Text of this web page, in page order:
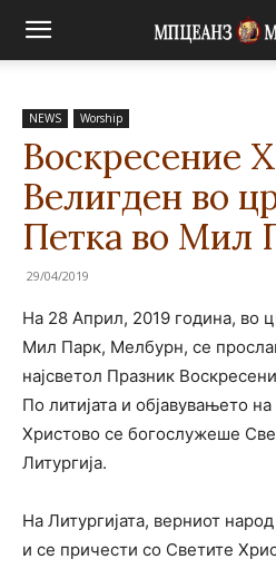
NEWS Worship
Воскресение
Велигден во
Петка во Мил
29/04/2019
На 28 Април, 2019 година, во
Мил Парк, Мелбурн, се
најсветол Празник
По литијата и објавувањето
Христово се богослужеше
Литургија.
На Литургијата, верниот
и се причести со Светите